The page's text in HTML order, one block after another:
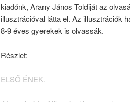
kiadónk, Arany János Toldiját az
illusztrációval látta el. Az illusztrációk
8-9 éves gyerekek is olvassák.
Részlet:
ELSŐ ÉNEK.